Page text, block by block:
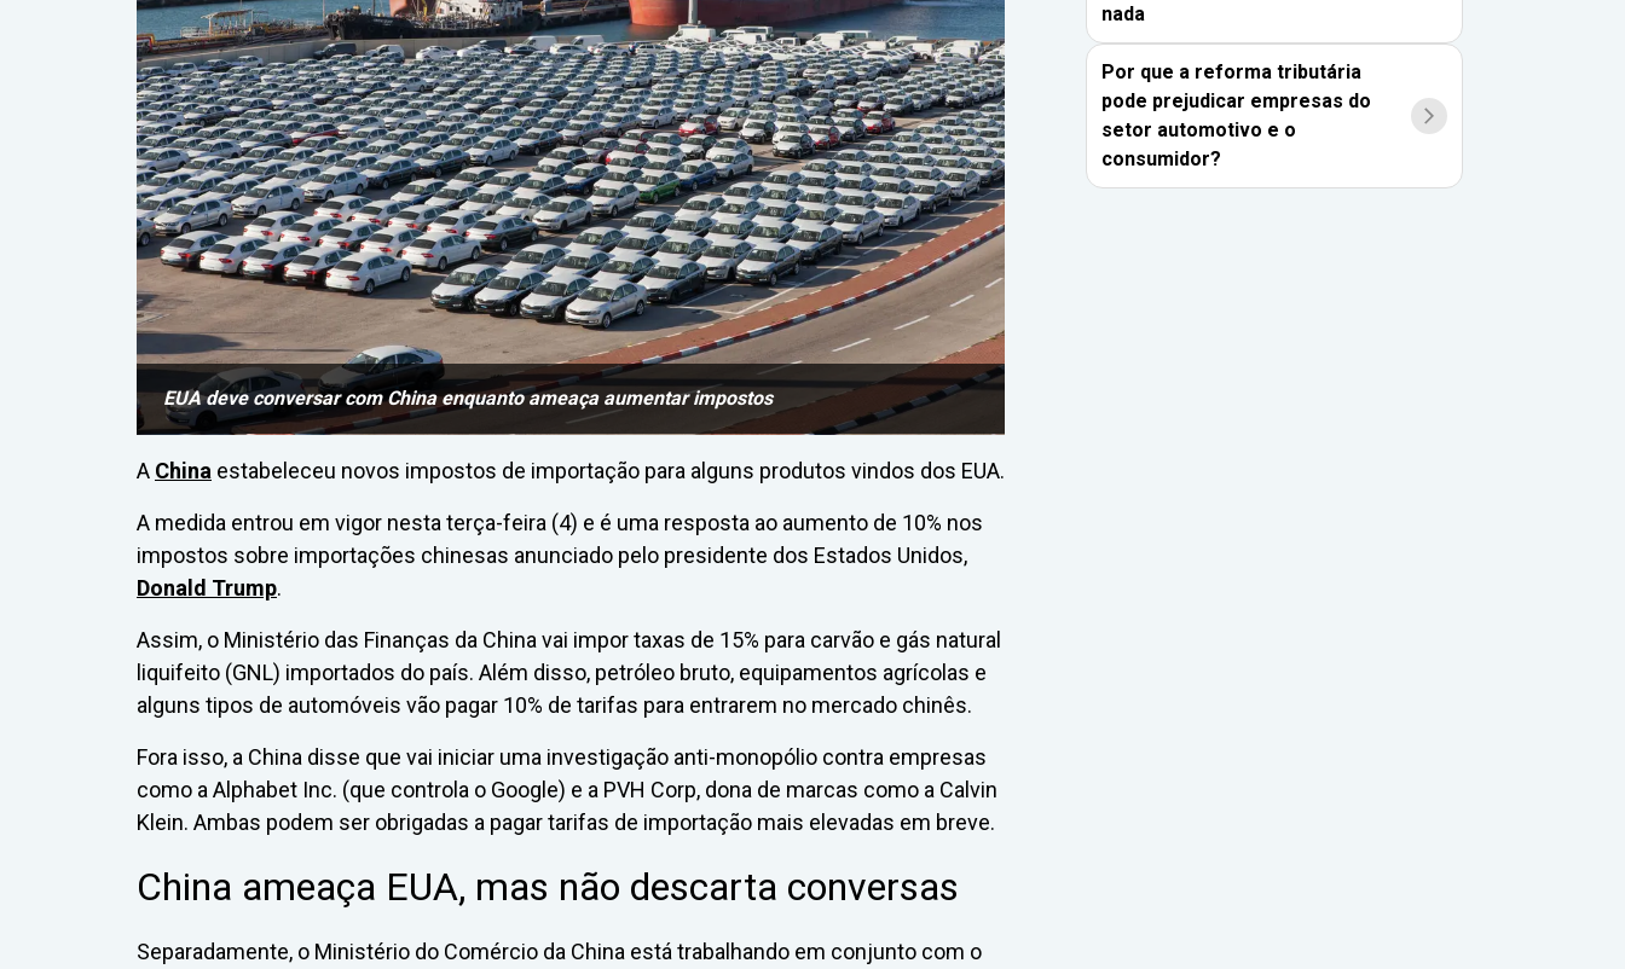
EUA deve conversar com China enquanto ameaça aumentar impostos
A China estabeleceu novos impostos de importação para alguns produtos vindos dos EUA.
A medida entrou em vigor nesta terça-feira (4) e é uma resposta ao aumento de 10% nos
impostos sobre importações chinesas anunciado pelo presidente dos Estados Unidos,
Donald Trump.
Assim, o Ministério das Finanças da China vai impor taxas de 15% para carvão e gás natural
liquifeito (GNL) importados do país. Além disso, petróleo bruto, equipamentos agrícolas e
alguns tipos de automóveis vão pagar 10% de tarifas para entrarem no mercado chinês.
Fora isso, a China disse que vai iniciar uma investigação anti-monopólio contra empresas
como a Alphabet Inc. (que controla o Google) e a PVH Corp, dona de marcas como a Calvin
Klein. Ambas podem ser obrigadas a pagar tarifas de importação mais elevadas em breve.
China ameaça EUA, mas não descarta conversas
Separadamente, o Ministério do Comércio da China está trabalhando em conjunto com o
nada
Por que a reforma tributária
pode prejudicar empresas do
setor automotivo e o
consumidor?